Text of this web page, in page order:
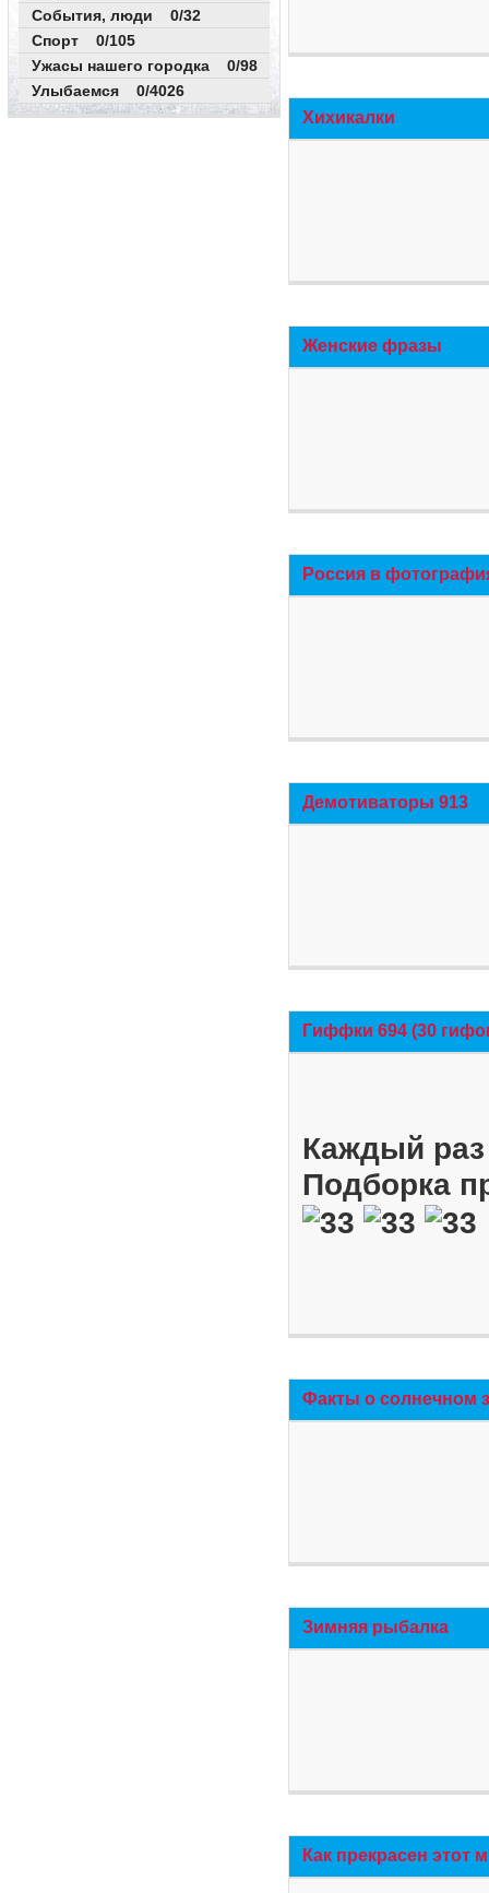
События, люди 0/32
Спорт 0/105
Ужасы нашего городка 0/98
Улыбаемся 0/4026
Хихикалки
Женские фразы
Россия в
Демотиваторы 913
Гиффки 694 (30
Каждый
Подборка
Факты о солнечном
Зимняя рыбалка
Как прекрасен этот